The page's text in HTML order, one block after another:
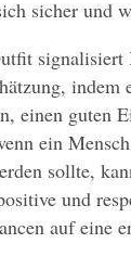
sicher und
signalisiert
indem
einen guten
ein
sollte,
und
auf eine